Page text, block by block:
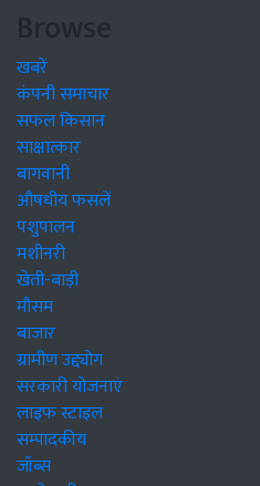
Browse
खबरें
कंपनी समाचार
सफल किसान
साक्षात्कार
बागवानी
औषधीय फसलें
पशुपालन
मशीनरी
खेती-बाड़ी
मौसम
बाजार
ग्रामीण उद्द्योग
सरकारी योजनाएं
लाइफ स्टाइल
सम्पादकीय
जॉब्स